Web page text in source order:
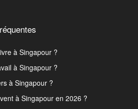
à Singapour ?
à Singapour ?
à Singapour ?
à Singapour en 2026 ?